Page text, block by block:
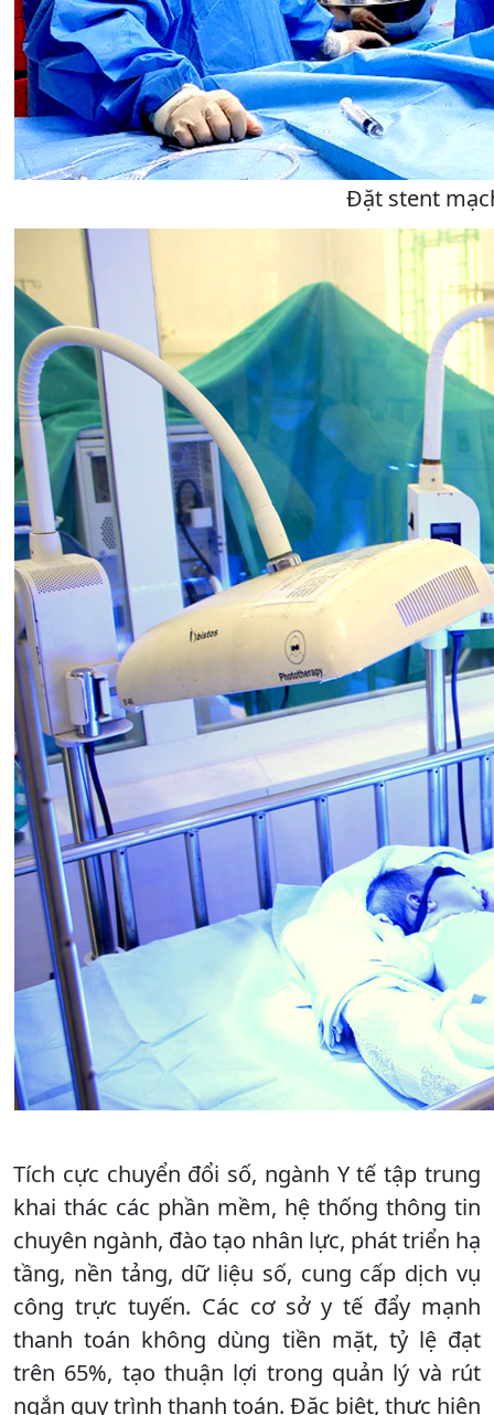
Đặt stent
Tích cực chuyển đổi số, ngành Y tế tập trung
khai thác các phần mềm, hệ thống thông tin
chuyên ngành, đào tạo nhân lực, phát triển hạ
tầng, nền tảng, dữ liệu số, cung cấp dịch vụ
công trực tuyến. Các cơ sở y tế đẩy mạnh
thanh toán không dùng tiền mặt, tỷ lệ đạt
trên 65%, tạo thuận lợi trong quản lý và rút
ngắn quy trình thanh toán. Đặc biệt, thực hiện